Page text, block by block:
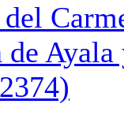
del
de Ayala